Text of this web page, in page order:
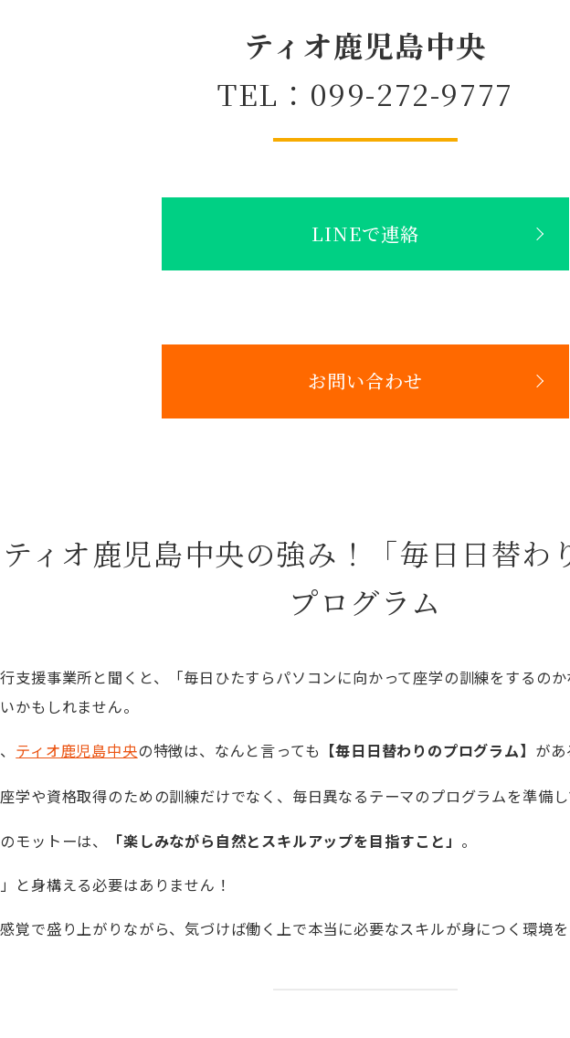
ティオ鹿児島中央
TEL：099-272-9777
LINEで連絡
お問い合わせ
ィオ鹿児島中央の強み！「毎日日替わ
プログラム
支援事業所と聞くと、「毎日ひたすらパソコンに向かって座学の訓練をするの
かもしれません。
ティオ鹿児島中央の特徴は、なんと言っても 【毎日日替わりのプログラム】 があ
学や資格取得のための訓練だけでなく、毎日異なるテーマのプログラムを準備し
モットーは、 「楽しみながら自然とスキルアップを目指すこと」 。
」と身構える必要はありません！
覚で盛り上がりながら、気づけば働く上で本当に必要なスキルが身につく環境を